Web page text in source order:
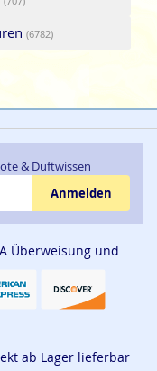
(6782)
& Duftwissen
Anmelden
Überweisung und
ab Lager lieferbar